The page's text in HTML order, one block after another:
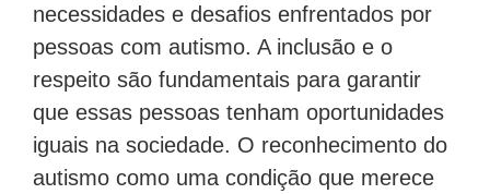
necessidades e desafios enfrentados por
pessoas com autismo. A inclusão e o
respeito são fundamentais para garantir
que essas pessoas tenham oportunidades
iguais na sociedade. O reconhecimento do
autismo como uma condição que merece